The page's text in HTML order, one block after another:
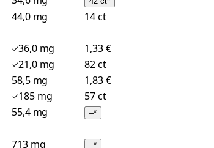
44,0 mg
14 ct
36,0 mg
1,33 €
21,0 mg
82 ct
58,5 mg
1,83 €
185 mg
57 ct
55,4 mg –*
713 mg –*